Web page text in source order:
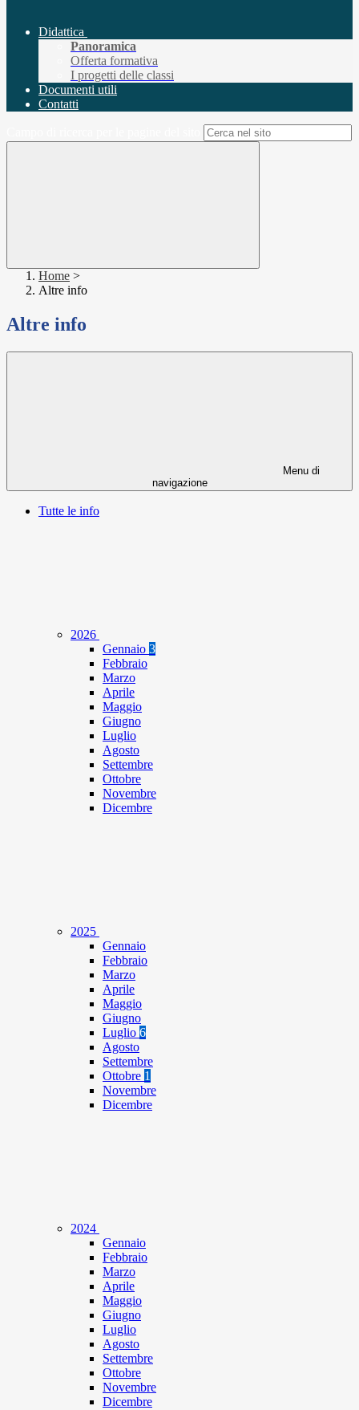
Didattica
Panoramica
Offerta formativa
I progetti delle classi
Documenti utili
Contatti
Home >
Altre info
Altre info
Menu di
navigazione
Tutte le info
2026
Gennaio 3
Febbraio
Marzo
Aprile
Maggio
Giugno
Luglio
Agosto
Settembre
Ottobre
Novembre
Dicembre
2025
Gennaio
Febbraio
Marzo
Aprile
Maggio
Giugno
Luglio 6
Agosto
Settembre
Ottobre 1
Novembre
Dicembre
2024
Gennaio
Febbraio
Marzo
Aprile
Maggio
Giugno
Luglio
Agosto
Settembre
Ottobre
Novembre
Dicembre